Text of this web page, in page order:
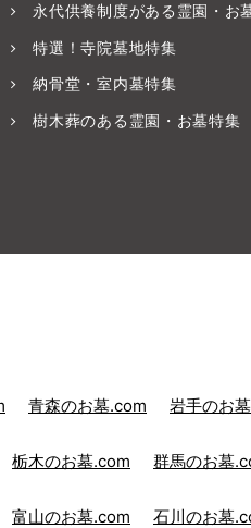
永代供養制度がある霊園・お
特選！寺院墓地特集
納骨堂・室内墓特集
樹木葬のある霊園・お墓特集
青森のお墓.com 岩手のお
栃木のお墓.com 群馬のお墓
富山のお墓.com 石川のお墓